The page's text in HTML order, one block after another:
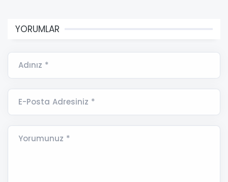
YORUMLAR
Adınız *
E-Posta Adresiniz *
Yorumunuz *